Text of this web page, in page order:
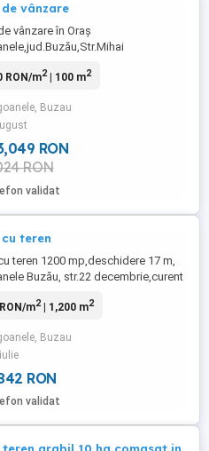
de vânzare
vânzare în Oraș
și canalizare stradală plus puț
curți construcții este de
are 4
și anexe.Garajul
cu beci.Casa se vinde ...
RON/m2| 100 m2
Buzau
RON
RON
validat
cu teren
teren 1200 mp,deschidere 17 m,
Buzău, str.22 decembrie,curent
apropiere fostul Vinalcool, preț
m2| 1,200 m2
Buzau
RON
validat